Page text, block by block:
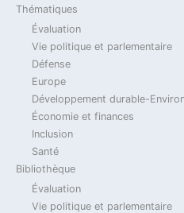
14 novembre 2023
2023 Actualité Billet Du Jour
Loi de Programmation
coopération franco-
militärischen
deutsch-französische
14 novembre 2023
Thématiques
Évaluation
Vie politique et parlementaire
Défense
Europe
Développement durable-
Économie et finances
Inclusion
Santé
Bibliothèque
Évaluation
Vie politique et parlementaire